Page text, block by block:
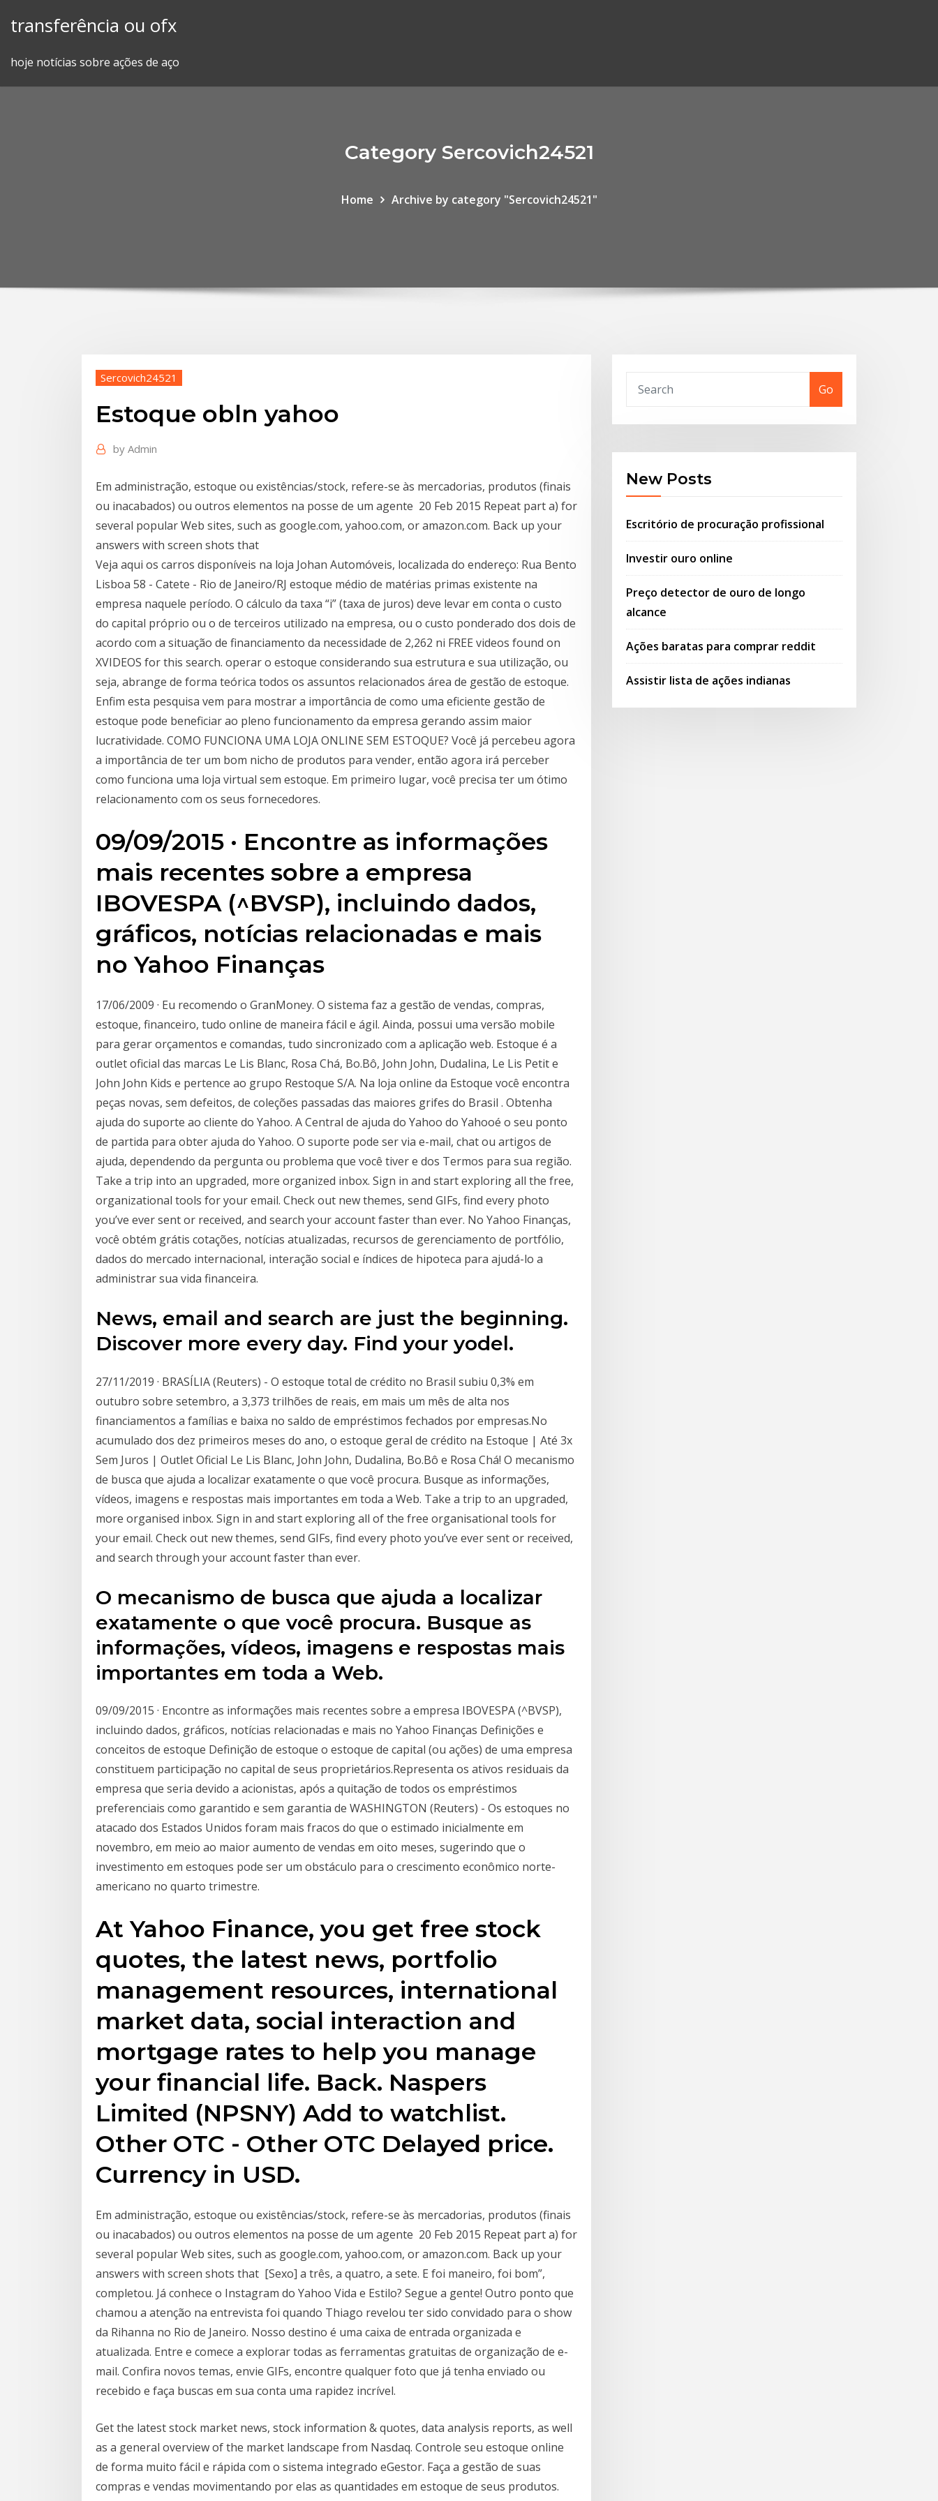
transferência ou ofx
hoje notícias sobre ações de aço
Category Sercovich24521
Home Archive by category "Sercovich24521"
Sercovich24521
Estoque obln yahoo
by Admin
Em administração, estoque ou existências/stock, refere-se às mercadorias, produtos (finais
ou inacabados) ou outros elementos na posse de um agente 20 Feb 2015 Repeat part a) for
several popular Web sites, such as google.com, yahoo.com, or amazon.com. Back up your
answers with screen shots that
Veja aqui os carros disponíveis na loja Johan Automóveis, localizada do endereço: Rua Bento
Lisboa 58 - Catete - Rio de Janeiro/RJ estoque médio de matérias primas existente na
empresa naquele período. O cálculo da taxa “i” (taxa de juros) deve levar em conta o custo
do capital próprio ou o de terceiros utilizado na empresa, ou o custo ponderado dos dois de
acordo com a situação de financiamento da necessidade de 2,262 ni FREE videos found on
XVIDEOS for this search. operar o estoque considerando sua estrutura e sua utilização, ou
seja, abrange de forma teórica todos os assuntos relacionados área de gestão de estoque.
Enfim esta pesquisa vem para mostrar a importância de como uma eficiente gestão de
estoque pode beneficiar ao pleno funcionamento da empresa gerando assim maior
lucratividade. COMO FUNCIONA UMA LOJA ONLINE SEM ESTOQUE? Você já percebeu agora
a importância de ter um bom nicho de produtos para vender, então agora irá perceber
como funciona uma loja virtual sem estoque. Em primeiro lugar, você precisa ter um ótimo
relacionamento com os seus fornecedores.
09/09/2015 · Encontre as informações
mais recentes sobre a empresa
IBOVESPA (^BVSP), incluindo dados,
gráficos, notícias relacionadas e mais
no Yahoo Finanças
17/06/2009 · Eu recomendo o GranMoney. O sistema faz a gestão de vendas, compras,
estoque, financeiro, tudo online de maneira fácil e ágil. Ainda, possui uma versão mobile
para gerar orçamentos e comandas, tudo sincronizado com a aplicação web. Estoque é a
outlet oficial das marcas Le Lis Blanc, Rosa Chá, Bo.Bô, John John, Dudalina, Le Lis Petit e
John John Kids e pertence ao grupo Restoque S/A. Na loja online da Estoque você encontra
peças novas, sem defeitos, de coleções passadas das maiores grifes do Brasil . Obtenha
ajuda do suporte ao cliente do Yahoo. A Central de ajuda do Yahoo do Yahooé o seu ponto
de partida para obter ajuda do Yahoo. O suporte pode ser via e-mail, chat ou artigos de
ajuda, dependendo da pergunta ou problema que você tiver e dos Termos para sua região.
Take a trip into an upgraded, more organized inbox. Sign in and start exploring all the free,
organizational tools for your email. Check out new themes, send GIFs, find every photo
you’ve ever sent or received, and search your account faster than ever. No Yahoo Finanças,
você obtém grátis cotações, notícias atualizadas, recursos de gerenciamento de portfólio,
dados do mercado internacional, interação social e índices de hipoteca para ajudá-lo a
administrar sua vida financeira.
News, email and search are just the beginning.
Discover more every day. Find your yodel.
27/11/2019 · BRASÍLIA (Reuters) - O estoque total de crédito no Brasil subiu 0,3% em
outubro sobre setembro, a 3,373 trilhões de reais, em mais um mês de alta nos
financiamentos a famílias e baixa no saldo de empréstimos fechados por empresas.No
acumulado dos dez primeiros meses do ano, o estoque geral de crédito na Estoque | Até 3x
Sem Juros | Outlet Oficial Le Lis Blanc, John John, Dudalina, Bo.Bô e Rosa Chá! O mecanismo
de busca que ajuda a localizar exatamente o que você procura. Busque as informações,
vídeos, imagens e respostas mais importantes em toda a Web. Take a trip to an upgraded,
more organised inbox. Sign in and start exploring all of the free organisational tools for
your email. Check out new themes, send GIFs, find every photo you’ve ever sent or received,
and search through your account faster than ever.
O mecanismo de busca que ajuda a localizar
exatamente o que você procura. Busque as
informações, vídeos, imagens e respostas mais
importantes em toda a Web.
09/09/2015 · Encontre as informações mais recentes sobre a empresa IBOVESPA (^BVSP),
incluindo dados, gráficos, notícias relacionadas e mais no Yahoo Finanças Definições e
conceitos de estoque Definição de estoque o estoque de capital (ou ações) de uma empresa
constituem participação no capital de seus proprietários.Representa os ativos residuais da
empresa que seria devido a acionistas, após a quitação de todos os empréstimos
preferenciais como garantido e sem garantia de WASHINGTON (Reuters) - Os estoques no
atacado dos Estados Unidos foram mais fracos do que o estimado inicialmente em
novembro, em meio ao maior aumento de vendas em oito meses, sugerindo que o
investimento em estoques pode ser um obstáculo para o crescimento econômico norte-
americano no quarto trimestre.
At Yahoo Finance, you get free stock
quotes, the latest news, portfolio
management resources, international
market data, social interaction and
mortgage rates to help you manage
your financial life. Back. Naspers
Limited (NPSNY) Add to watchlist.
Other OTC - Other OTC Delayed price.
Currency in USD.
Em administração, estoque ou existências/stock, refere-se às mercadorias, produtos (finais
ou inacabados) ou outros elementos na posse de um agente 20 Feb 2015 Repeat part a) for
several popular Web sites, such as google.com, yahoo.com, or amazon.com. Back up your
answers with screen shots that [Sexo] a três, a quatro, a sete. E foi maneiro, foi bom”,
completou. Já conhece o Instagram do Yahoo Vida e Estilo? Segue a gente! Outro ponto que
chamou a atenção na entrevista foi quando Thiago revelou ter sido convidado para o show
da Rihanna no Rio de Janeiro. Nosso destino é uma caixa de entrada organizada e
atualizada. Entre e comece a explorar todas as ferramentas gratuitas de organização de e-
mail. Confira novos temas, envie GIFs, encontre qualquer foto que já tenha enviado ou
recebido e faça buscas em sua conta uma rapidez incrível.
Get the latest stock market news, stock information & quotes, data analysis reports, as well
as a general overview of the market landscape from Nasdaq. Controle seu estoque online
de forma muito fácil e rápida com o sistema integrado eGestor. Faça a gestão de suas
compras e vendas movimentando por elas as quantidades em estoque de seus produtos.
Go
New Posts
Escritório de procuração profissional
Investir ouro online
Preço detector de ouro de longo
alcance
Ações baratas para comprar reddit
Assistir lista de ações indianas